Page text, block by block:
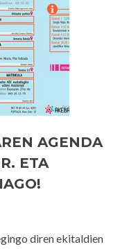
AGENDA
ETA
diren ekitaldien